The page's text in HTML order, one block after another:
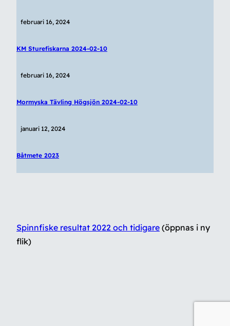
februari 16, 2024
KM Sturefiskarna 2024-02-10
februari 16, 2024
Mormyska Tävling Högsjön 2024-02-10
januari 12, 2024
Båtmete 2023
Spinnfiske resultat 2022 och tidigare (öppnas i ny
flik)